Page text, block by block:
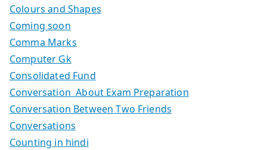
Colours and Shapes
Coming soon
Comma Marks
Computer Gk
Consolidated Fund
Conversation About Exam Preparation
Conversation Between Two Friends
Conversations
Counting in hindi